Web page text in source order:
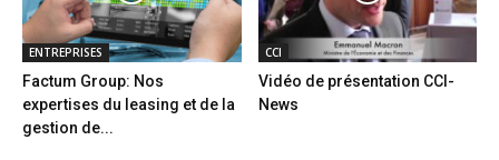
ENTREPRISES
Factum Group: Nos
expertises du leasing et de la
gestion de...
CCI
Vidéo de présentation CCI-
News